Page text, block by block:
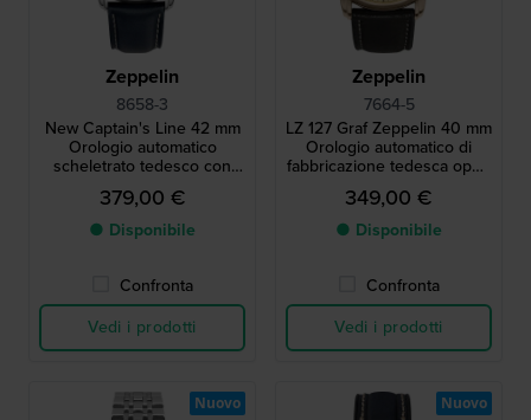
Zeppelin
8658-3
New Captain's Line 42 mm
Orologio automatico
scheletrato tedesco con
indicatore delle 24 ore e
piccoli secondi
379,00 €
● Disponibile
Confronta
Vedi i prodotti
Zeppelin
7664-5
LZ 127 Graf Zeppelin 40 mm
Orologio automatico di
fabbricazione tedesca open
heart
349,00 €
● Disponibile
Confronta
Vedi i prodotti
Nuovo Nuovo